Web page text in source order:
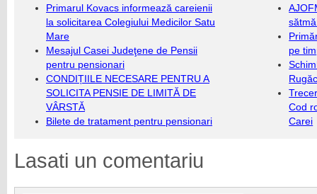
Primarul Kovacs informează careienii
la solicitarea Colegiului Medicilor Satu
Mare
Mesajul Casei Judeţene de Pensii
pentru pensionari
CONDIȚIILE NECESARE PENTRU A
SOLICITA PENSIE DE LIMITĂ DE
VÂRSTĂ
Bilete de tratament pentru pensionari
pe
Cod
Carei
Lasati un comentariu